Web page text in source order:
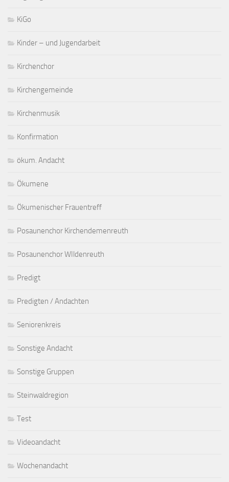
KiGo
Kinder – und Jugendarbeit
Kirchenchor
Kirchengemeinde
Kirchenmusik
Konfirmation
ökum. Andacht
Ökumene
Ökumenischer Frauentreff
Posaunenchor Kirchendemenreuth
Posaunenchor WIldenreuth
Predigt
Predigten / Andachten
Seniorenkreis
Sonstige Andacht
Sonstige Gruppen
Steinwaldregion
Test
Videoandacht
Wochenandacht